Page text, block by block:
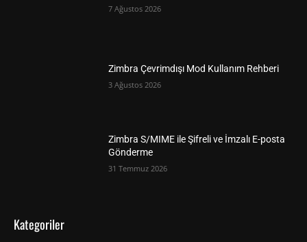
7 Ağustos 2026
Zimbra Çevrimdışı Mod Kullanım Rehberi
3 Ağustos 2026
Zimbra S/MIME ile Şifreli ve İmzalı E-posta
Gönderme
31 Temmuz 2026
Kategoriler